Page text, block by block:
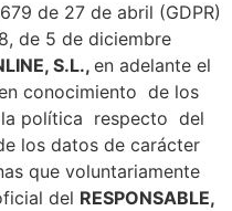
de 27 de abril (GDPR)
de 5 de diciembre
S.L., en adelante el
conocimiento de los
política respecto del
los datos de carácter
que voluntariamente
del RESPONSABLE,